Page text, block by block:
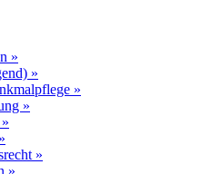
»
»
»
»
»
»